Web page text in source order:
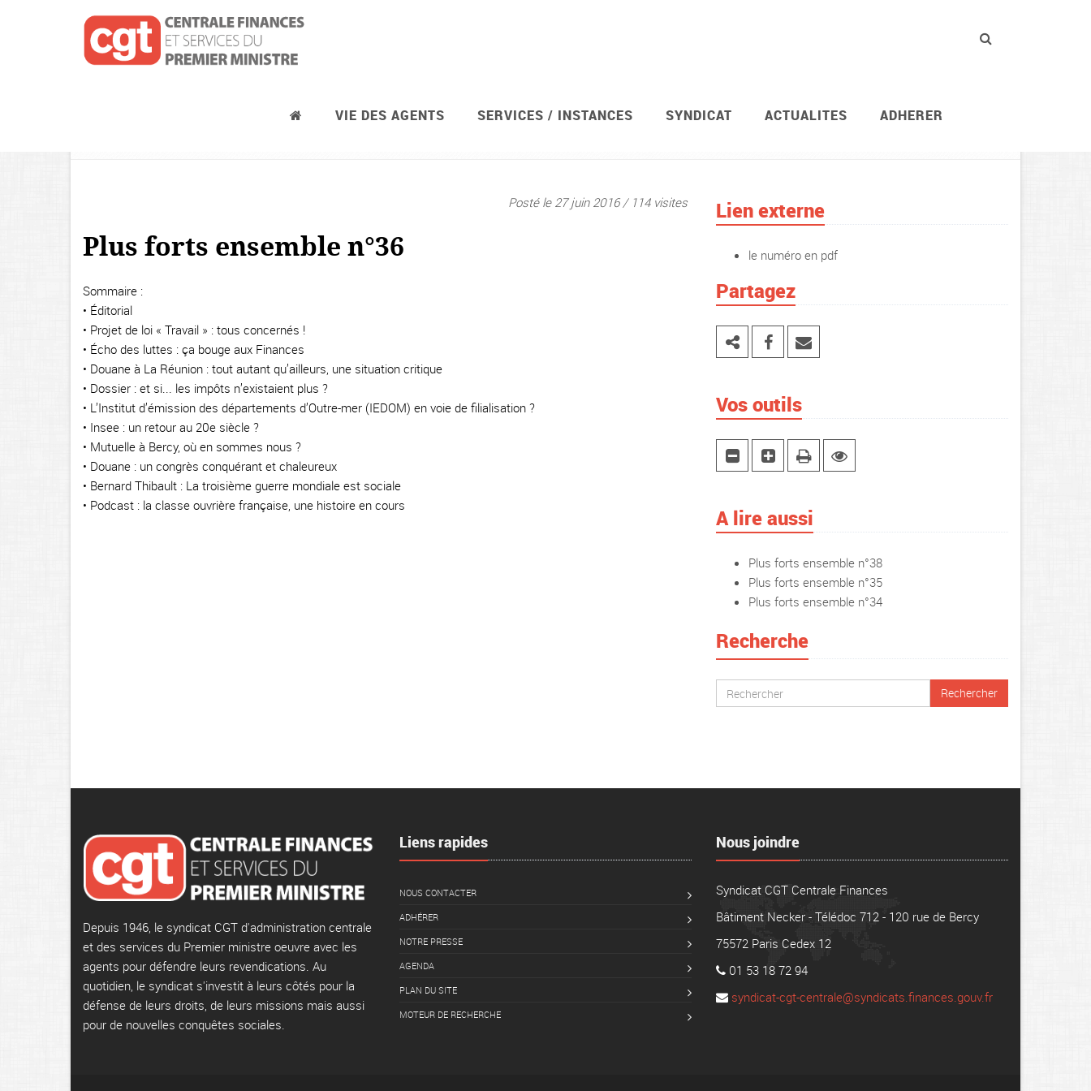
VIE DES AGENTS SERVICES / INSTANCES SYNDICAT ACTUALITES ADHERER
Posté le 27 juin 2016 / 114 visites
Plus forts ensemble n°36
Sommaire :
• Éditorial
• Projet de loi « Travail » : tous concernés !
• Écho des luttes : ça bouge aux Finances
• Douane à La Réunion : tout autant qu’ailleurs, une situation critique
• Dossier : et si... les impôts n’existaient plus ?
• L’Institut d’émission des départements d’Outre-mer (IEDOM) en voie de filialisation ?
• Insee : un retour au 20e siècle ?
• Mutuelle à Bercy, où en sommes nous ?
• Douane : un congrès conquérant et chaleureux
• Bernard Thibault : La troisième guerre mondiale est sociale
• Podcast : la classe ouvrière française, une histoire en cours
Lien externe
le numéro en pdf
Partagez
Vos outils
A lire aussi
Plus forts ensemble n°38
Plus forts ensemble n°35
Plus forts ensemble n°34
Recherche
Depuis 1946, le syndicat CGT d'administration centrale
et des services du Premier ministre oeuvre avec les
agents pour défendre leurs revendications. Au
quotidien, le syndicat s'investit à leurs côtés pour la
défense de leurs droits, de leurs missions mais aussi
pour de nouvelles conquêtes sociales.
Liens rapides
NOUS CONTACTER
ADHÉRER
NOTRE PRESSE
AGENDA
PLAN DU SITE
MOTEUR DE RECHERCHE
Nous joindre
Syndicat CGT Centrale Finances
Bâtiment Necker - Télédoc 712 - 120 rue de Bercy
75572 Paris Cedex 12
01 53 18 72 94
syndicat-cgt-centrale@syndicats.finances.gouv.fr